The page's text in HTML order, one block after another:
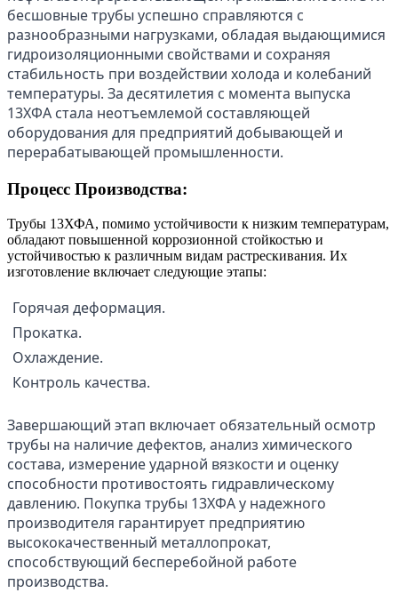
бесшовные трубы успешно справляются с
разнообразными нагрузками, обладая выдающимися
гидроизоляционными свойствами и сохраняя
стабильность при воздействии холода и колебаний
температуры. За десятилетия с момента выпуска
13ХФА стала неотъемлемой составляющей
оборудования для предприятий добывающей и
перерабатывающей промышленности.
Процесс Производства:
Трубы 13ХФА, помимо устойчивости к низким температурам,
обладают повышенной коррозионной стойкостью и
устойчивостью к различным видам растрескивания. Их
изготовление включает следующие этапы:
Горячая деформация.
Прокатка.
Охлаждение.
Контроль качества.
Завершающий этап включает обязательный осмотр
трубы на наличие дефектов, анализ химического
состава, измерение ударной вязкости и оценку
способности противостоять гидравлическому
давлению. Покупка трубы 13ХФА у надежного
производителя гарантирует предприятию
высококачественный металлопрокат,
способствующий бесперебойной работе
производства.